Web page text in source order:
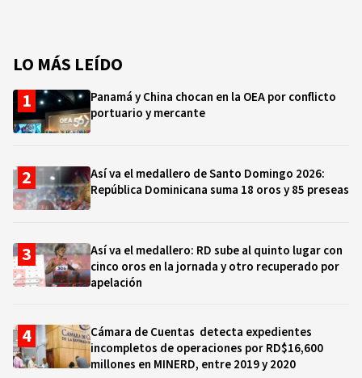
LO MÁS LEÍDO
Panamá y China chocan en la OEA por conflicto
portuario y mercante
Así va el medallero de Santo Domingo 2026:
República Dominicana suma 18 oros y 85 preseas
Así va el medallero: RD sube al quinto lugar con
cinco oros en la jornada y otro recuperado por
apelación
Cámara de Cuentas detecta expedientes
incompletos de operaciones por RD$16,600
millones en MINERD, entre 2019 y 2020